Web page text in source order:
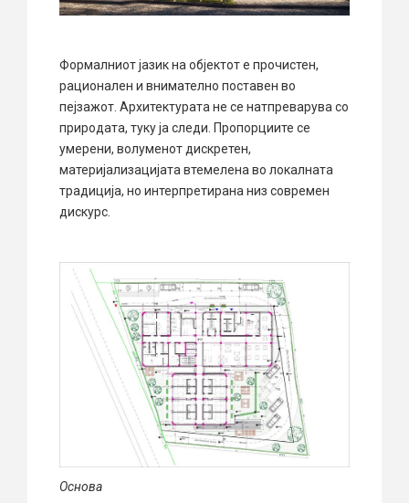
Формалниот јазик на објектот е прочистен,
рационален и внимателно поставен во
пејзажот. Архитектурата не се натпреварува со
природата, туку ја следи. Пропорциите се
умерени, волуменот дискретен,
материјализацијата втемелена во локалната
традиција, но интерпретирана низ современ
дискурс.
Основа